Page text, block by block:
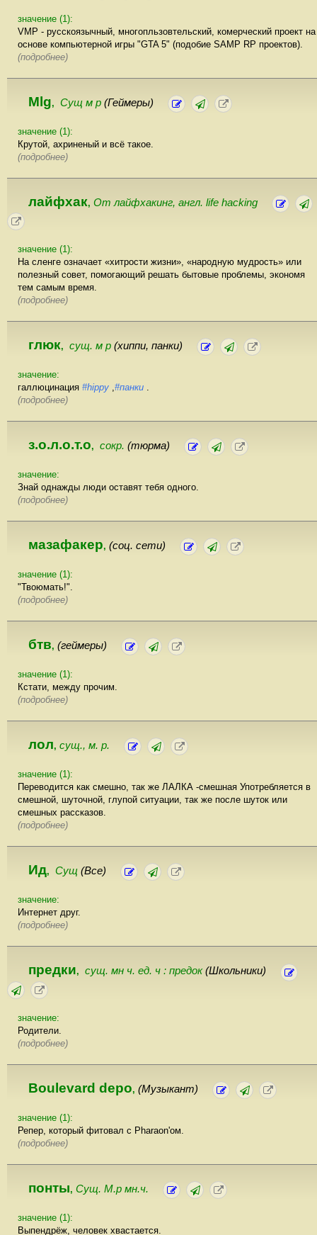
значение (1):
VMP - русскоязычный, многопльзовтельский, комерческий проект на
основе компьютерной игры "GTA 5" (подобие SAMP RP проектов).
(подробнее)
Mlg, Сущ м р (Геймеры)
значение (1):
Крутой, ахриненый и всё такое.
(подробнее)
лайфхак, От лайфхакинг, англ. life hacking
значение (1):
На сленге означает «хитрости жизни», «народную мудрость» или
полезный совет, помогающий решать бытовые проблемы, экономя
тем самым время.
(подробнее)
глюк, сущ. м р (хиппи, панки)
значение:
галлюцинация #hippy ,#панки .
(подробнее)
з.о.л.о.т.о, сокр. (тюрма)
значение:
Знай однажды люди оставят тебя одного.
(подробнее)
мазафакер, (соц. сети)
значение (1):
"Твоюмать!".
(подробнее)
бтв, (геймеры)
значение (1):
Кстати, между прочим.
(подробнее)
лол, сущ., м. р.
значение (1):
Переводится как смешно, так же ЛАЛКА -смешная Употребляется в
смешной, шуточной, глупой ситуации, так же после шуток или
смешных рассказов.
(подробнее)
Ид, Сущ (Все)
значение:
Интернет друг.
(подробнее)
предки, сущ. мн ч. ед. ч : предок(Школьники)
значение:
Родители.
(подробнее)
Boulevard depo, (Музыкант)
значение (1):
Репер, который фитовал с Pharaon'ом.
(подробнее)
понты, Сущ. М.р мн.ч.
значение (1):
Выпендрёж, человек хвастается.